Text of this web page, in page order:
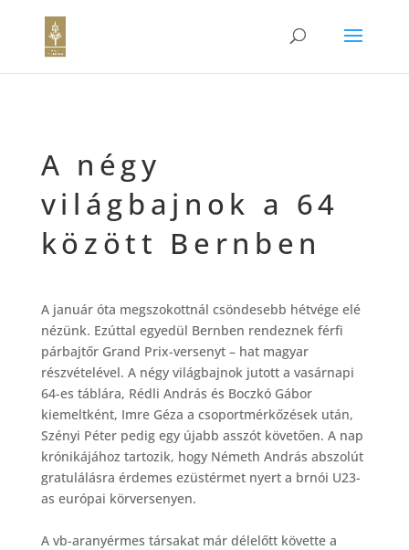
A négy
világbajnok a 64
között Bernben
A január óta megszokottnál csöndesebb hétvége elé
nézünk. Ezúttal egyedül Bernben rendeznek férfi
párbajtőr Grand Prix-versenyt – hat magyar
részvételével. A négy világbajnok jutott a vasárnapi
64-es táblára, Rédli András és Boczkó Gábor
kiemeltként, Imre Géza a csoportmérkőzések után,
Szényi Péter pedig egy újabb asszót követően. A nap
krónikájához tartozik, hogy Németh András abszolút
gratulálásra érdemes ezüstérmet nyert a brnói U23-
as európai körversenyen.
A vb-aranyérmes társakat már délelőtt követte a